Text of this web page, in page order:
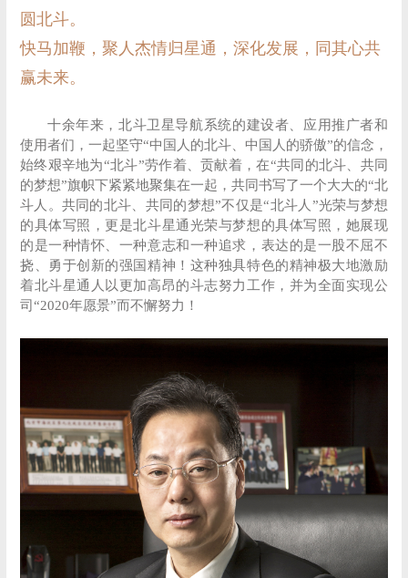
圆北斗。
快马加鞭，聚人杰情归星通，深化发展，同其心共
赢未来。
十余年来，北斗卫星导航系统的建设者、应用推广者和
使用者们，一起坚守“中国人的北斗、中国人的骄傲”的信念，
始终艰辛地为“北斗”劳作着、贡献着，在“共同的北斗、共同
的梦想”旗帜下紧紧地聚集在一起，共同书写了一个大大的“北
斗人。共同的北斗、共同的梦想”不仅是“北斗人”光荣与梦想
的具体写照，更是北斗星通光荣与梦想的具体写照，她展现
的是一种情怀、一种意志和一种追求，表达的是一股不屈不
挠、勇于创新的强国精神！这种独具特色的精神极大地激励
着北斗星通人以更加高昂的斗志努力工作，并为全面实现公
司“2020年愿景”而不懈努力！